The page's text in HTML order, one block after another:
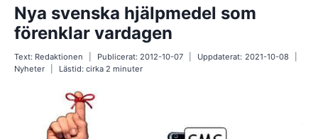
Nya svenska hjälpmedel som
förenklar vardagen
Text: Redaktionen Publicerat: 2012-10-07 Uppdaterat: 2021-10-08
Nyheter
Lästid: cirka 2 minuter